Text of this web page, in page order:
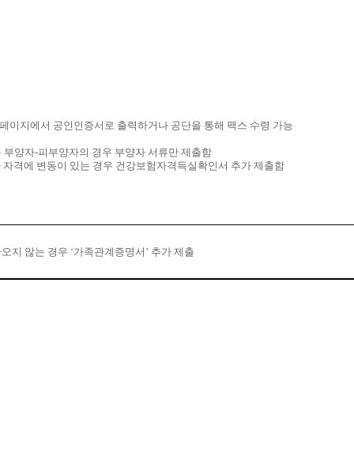
이지에서 공인인증서로 출력하거나 공단을 통해 팩스 수령 가능
부양자-피부양자의 경우 부양자 서류만 제출함
자격에 변동이 있는 경우 건강보험자격득실확인서 추가 제출함
지 않는 경우 ‘가족관계증명서 ’ 추가 제출